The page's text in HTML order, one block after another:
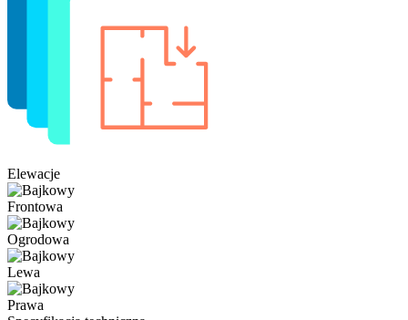
Elewacje
Frontowa
Ogrodowa
Lewa
Prawa